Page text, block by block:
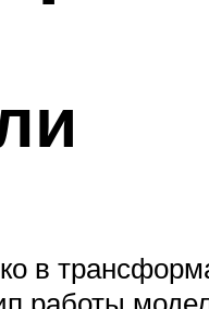
в
работы